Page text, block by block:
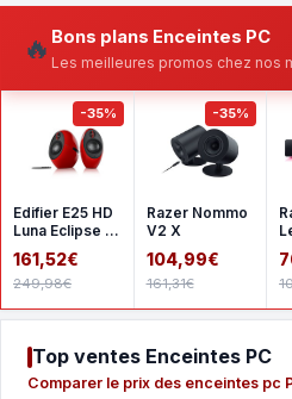
🔥 Bons plans Enceintes PC
Les meilleures promos chez nos
-35%
Edifier E25 HD
Luna Eclipse -
Red
161,52€
249,98€
-35%
Razer Nommo
V2 X
104,99€
161,31€
Top ventes Enceintes PC
Comparer le prix des enceintes pc